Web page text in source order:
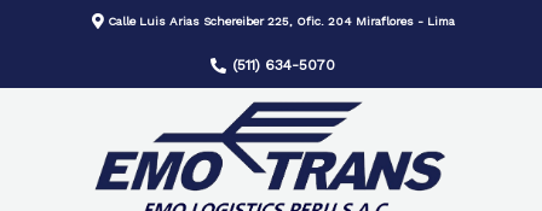
Calle Luis Arias Schereiber 225, Ofic. 204 Miraflores - Lima
(511) 634-5070